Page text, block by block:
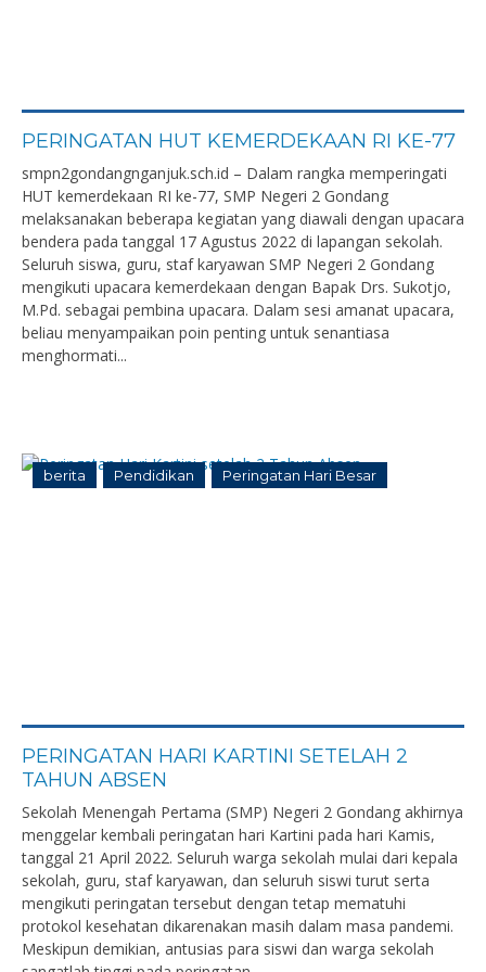
PERINGATAN HUT KEMERDEKAAN RI KE-77
smpn2gondangnganjuk.sch.id – Dalam rangka memperingati
HUT kemerdekaan RI ke-77, SMP Negeri 2 Gondang
melaksanakan beberapa kegiatan yang diawali dengan upacara
bendera pada tanggal 17 Agustus 2022 di lapangan sekolah.
Seluruh siswa, guru, staf karyawan SMP Negeri 2 Gondang
mengikuti upacara kemerdekaan dengan Bapak Drs. Sukotjo,
M.Pd. sebagai pembina upacara. Dalam sesi amanat upacara,
beliau menyampaikan poin penting untuk senantiasa
menghormati...
berita Pendidikan Peringatan Hari Besar
PERINGATAN HARI KARTINI SETELAH 2
TAHUN ABSEN
Sekolah Menengah Pertama (SMP) Negeri 2 Gondang akhirnya
menggelar kembali peringatan hari Kartini pada hari Kamis,
tanggal 21 April 2022. Seluruh warga sekolah mulai dari kepala
sekolah, guru, staf karyawan, dan seluruh siswi turut serta
mengikuti peringatan tersebut dengan tetap mematuhi
protokol kesehatan dikarenakan masih dalam masa pandemi.
Meskipun demikian, antusias para siswi dan warga sekolah